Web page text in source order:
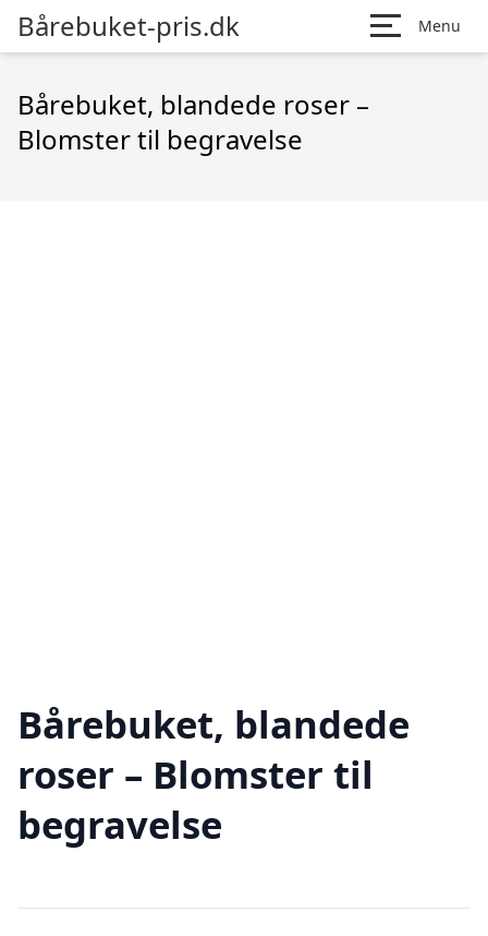
Bårebuket-pris.dk Menu
Bårebuket, blandede roser –
Blomster til begravelse
Bårebuket, blandede
roser – Blomster til
begravelse